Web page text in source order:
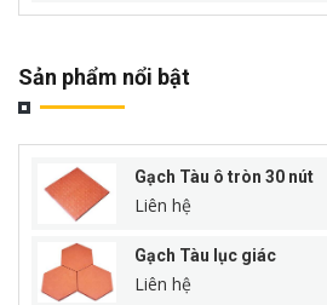
Sản phẩm nổi bật
Gạch Tàu ô tròn 30 nút
Liên hệ
Gạch Tàu lục giác
Liên hệ